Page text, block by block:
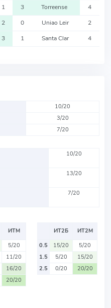
1 3 Torreense 4
2 0 Uniao Leir 2
3 1 Santa Clar 4
10/20
3/20
7/20
10/20
13/20
7/20
ИТМ
5/20
11/20
16/20
20/20
ИТ2Б
ИТ2М
0.5
15/20
5/20
1.5
5/20
15/20
2.5
0/20 20/20